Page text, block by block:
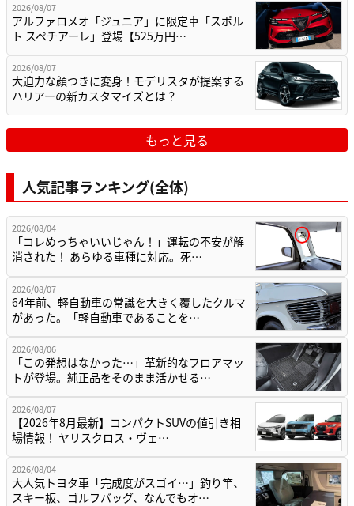
2026/08/07
アルファロメオ「ジュニア」に限定車「スポル
ト スペチアーレ」登場【525万円…
2026/08/07
大迫力な顔つきに変身！モデリスタが提案する
ハリアーの新カスタマイズとは？
もっと見る
人気記事ランキング(全体)
2026/08/04
「コレめっちゃいいじゃん！」運転の不安が解
消された！ あらゆる車種に対応。死…
2026/08/07
64年前、軽自動車の常識を大きく覆したクルマ
があった。「軽自動車であることを…
2026/08/06
「この発想はなかった…」革新的なフロアマッ
トが登場。純正品をそのまま活かせる…
2026/08/07
【2026年8月最新】コンパクトSUVの値引き相
場情報！ ヤリスクロス・ヴェ…
2026/08/04
大人気トヨタ車「完成度がスゴイ…」釣り竿、
スキー板、ゴルフバッグ、なんでもオ…